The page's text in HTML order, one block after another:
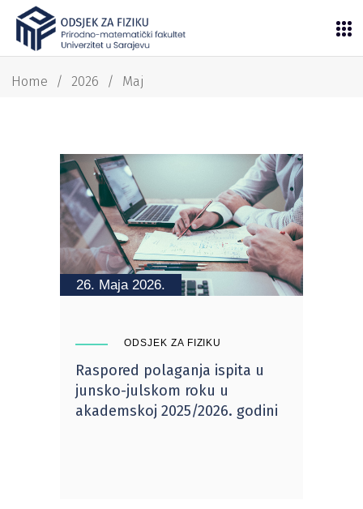
Home / 2026 / Maj
26. Maja 2026.
ODSJEK ZA FIZIKU
Raspored polaganja ispita u
junsko-julskom roku u
akademskoj 2025/2026. godini